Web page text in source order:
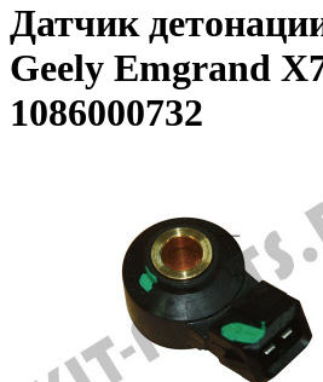
Датчик
Geely Emgrand
1086000732